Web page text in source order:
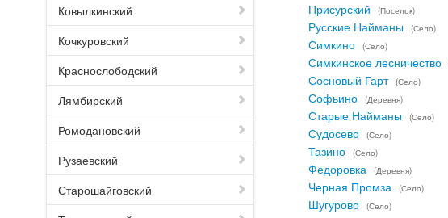
Ковылкинский
Кочкуровский
Краснослободский
Лямбирский
Ромодановский
Рузаевский
Старошайговский
Присурский (Поселок)
Русские Найманы (Село)
Симкино (Село)
Симкинское лесничество
Сосновый Гарт (Село)
Софьино (Деревня)
Старые Найманы (Село)
Судосево (Село)
Тазино (Село)
Федоровка (Деревня)
Черная Промза (Село)
Шугурово (Село)